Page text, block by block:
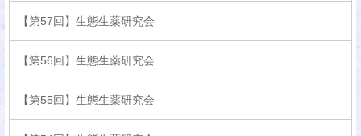
【第57回】生態生薬研究会
【第56回】生態生薬研究会
【第55回】生態生薬研究会